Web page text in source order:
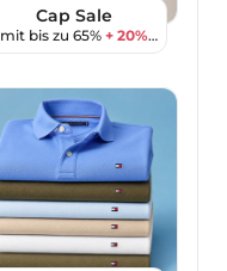
Cap Sale
mit bis zu 65% + 20%